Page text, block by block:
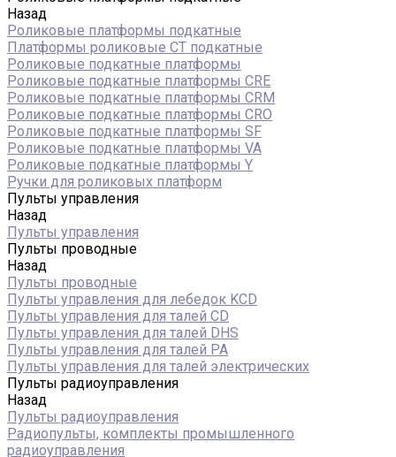
Назад
Роликовые платформы подкатные
Платформы роликовые СТ подкатные
Роликовые подкатные платформы
Роликовые подкатные платформы CRE
Роликовые подкатные платформы CRM
Роликовые подкатные платформы CRO
Роликовые подкатные платформы SF
Роликовые подкатные платформы VA
Роликовые подкатные платформы Y
Ручки для роликовых платформ
Пульты управления
Назад
Пульты управления
Пульты проводные
Назад
Пульты проводные
Пульты управления для лебедок KCD
Пульты управления для талей CD
Пульты управления для талей DHS
Пульты управления для талей РА
Пульты управления для талей электрических
Пульты радиоуправления
Назад
Пульты радиоуправления
Радиопульты, комплекты промышленного
радиоуправления